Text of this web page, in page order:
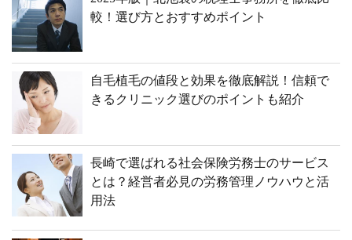
較！選び方とおすすめポイント
自毛植毛の値段と効果を徹底解説！信頼で
きるクリニック選びのポイントも紹介
長崎で選ばれる社会保険労務士のサービス
とは？経営者必見の労務管理ノウハウと活
用法